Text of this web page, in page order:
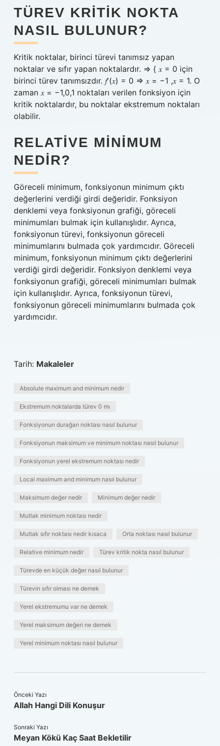
TÜREV KRITIK NOKTA
NASIL BULUNUR?
Kritik noktalar, birinci türevi tanımsız yapan
noktalar ve sıfır yapan noktalardır. ⇒ { 𝑥 = 0 için
birinci türev tanımsızdır. 𝑓′(𝑥) = 0 ⇒ 𝑥 = −1 ,𝑥 = 1. O
zaman 𝑥 = −1,0,1 noktaları verilen fonksiyon için
kritik noktalardır, bu noktalar ekstremum noktaları
olabilir.
RELATIVE MINIMUM
NEDIR?
Göreceli minimum, fonksiyonun minimum çıktı
değerlerini verdiği girdi değeridir. Fonksiyon
denklemi veya fonksiyonun grafiği, göreceli
minimumları bulmak için kullanışlıdır. Ayrıca,
fonksiyonun türevi, fonksiyonun göreceli
minimumlarını bulmada çok yardımcıdır. Göreceli
minimum, fonksiyonun minimum çıktı değerlerini
verdiği girdi değeridir. Fonksiyon denklemi veya
fonksiyonun grafiği, göreceli minimumları bulmak
için kullanışlıdır. Ayrıca, fonksiyonun türevi,
fonksiyonun göreceli minimumlarını bulmada çok
yardımcıdır.
Tarih: Makaleler
Absolute maximum and minimum nedir
Ekstremum noktalarda türev 0 mı
Fonksiyonun durağan noktası nasıl bulunur
Fonksiyonun maksimum ve minimum noktası nasıl bulunur
Fonksiyonun yerel ekstremum noktası nedir
Local maximum and minimum nasıl bulunur
Maksimum değer nedir Minimum değer nedir
Mutlak minimum noktası nedir
Mutlak sıfır noktası nedir kısaca Orta noktası nasıl bulunur
Relative minimum nedir Türev kritik nokta nasıl bulunur
Türevde en küçük değer nasıl bulunur
Türevin sıfır olması ne demek
Yerel ekstremumu var ne demek
Yerel maksimum değeri ne demek
Yerel minimum noktası nasıl bulunur
Önceki Yazı
Allah Hangi Dili Konuşur
Sonraki Yazı
Meyan Kökü Kaç Saat Bekletilir